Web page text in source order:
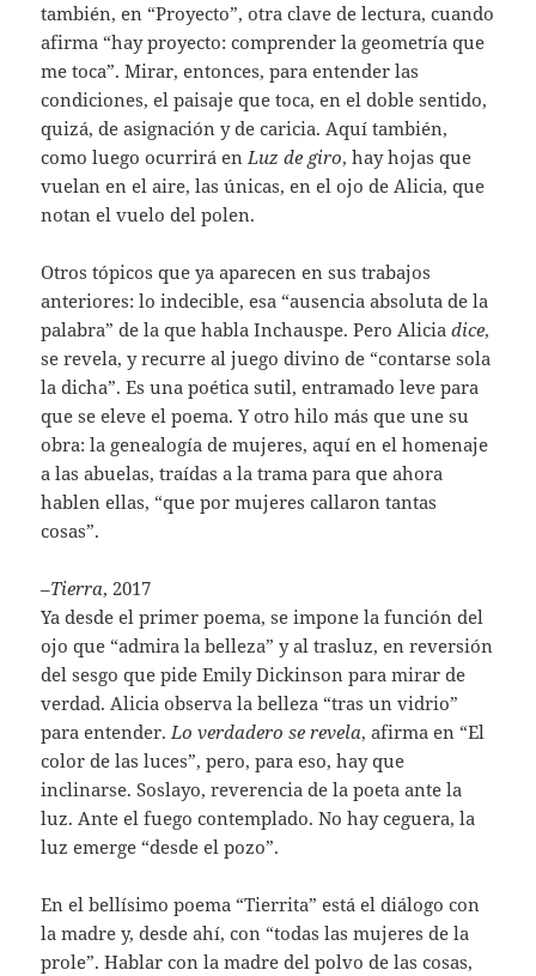
también, en “Proyecto”, otra clave de lectura, cuando
afirma “hay proyecto: comprender la geometría que
me toca”. Mirar, entonces, para entender las
condiciones, el paisaje que toca, en el doble sentido,
quizá, de asignación y de caricia. Aquí también,
como luego ocurrirá enLuz de giro, hay hojas que
vuelan en el aire, las únicas, en el ojo de Alicia, que
notan el vuelo del polen.
Otros tópicos que ya aparecen en sus trabajos
anteriores: lo indecible, esa “ausencia absoluta de la
palabra” de la que habla Inchauspe. Pero Aliciadice,
se revela, y recurre al juego divino de “contarse sola
la dicha”. Es una poética sutil, entramado leve para
que se eleve el poema. Y otro hilo más que une su
obra: la genealogía de mujeres, aquí en el homenaje
a las abuelas, traídas a la trama para que ahora
hablen ellas, “que por mujeres callaron tantas
cosas”.
–Tierra, 2017
Ya desde el primer poema, se impone la función del
ojo que “admira la belleza” y al trasluz, en reversión
del sesgo que pide Emily Dickinson para mirar de
verdad. Alicia observa la belleza “tras un vidrio”
para entender.Lo verdadero se revela, afirma en “El
color de las luces”, pero, para eso, hay que
inclinarse. Soslayo, reverencia de la poeta ante la
luz. Ante el fuego contemplado. No hay ceguera, la
luz emerge “desde el pozo”.
En el bellísimo poema “Tierrita” está el diálogo con
la madre y, desde ahí, con “todas las mujeres de la
prole”. Hablar con la madre del polvo de las cosas,